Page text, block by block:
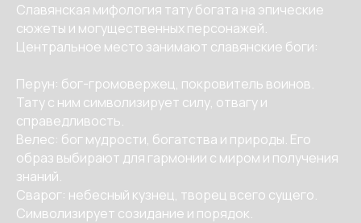
Славянская мифология тату богата на эпические
сюжеты и могущественных персонажей.
Центральное место занимают славянские боги:
Перун: бог-громовержец, покровитель воинов.
Тату с ним символизирует силу, отвагу и
справедливость.
Велес: бог мудрости, богатства и природы. Его
образ выбирают для гармонии с миром и получения
знаний.
Сварог: небесный кузнец, творец всего сущего.
Символизирует созидание и порядок.